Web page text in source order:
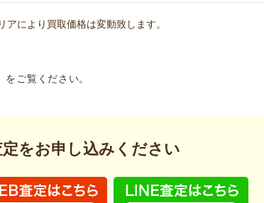
により買取価格は変動致します。
」をご覧ください。
をお申し込みください